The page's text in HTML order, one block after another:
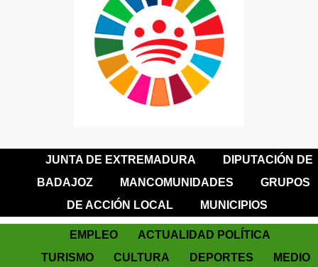
JUNTA DE EXTREMADURA
DIPUTACIÓN DE
BADAJOZ
MANCOMUNIDADES
GRUPOS
DE ACCIÓN LOCAL
MUNICIPIOS
EMPLEO
ACTUALIDAD POLÍTICA
TURISMO
CULTURA DEPORTES
MEDIO